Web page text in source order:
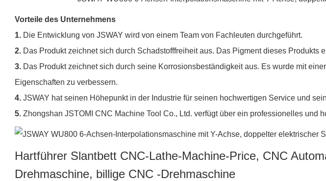
Vorteile des Unternehmens
1. Die Entwicklung von JSWAY wird von einem Team von Fachleuten durchgeführt.
2. Das Produkt zeichnet sich durch Schadstofffreiheit aus. Das Pigment dieses Produkts
3. Das Produkt zeichnet sich durch seine Korrosionsbeständigkeit aus. Es wurde mit
Eigenschaften zu verbessern.
4. JSWAY hat seinen Höhepunkt in der Industrie für seinen hochwertigen Service und
5. Zhongshan JSTOMI CNC Machine Tool Co., Ltd. verfügt über ein professionelles
Hartführer Slantbett CNC-Lathe-Machine-Price, CNC
Drehmaschine, billige CNC -Drehmaschine